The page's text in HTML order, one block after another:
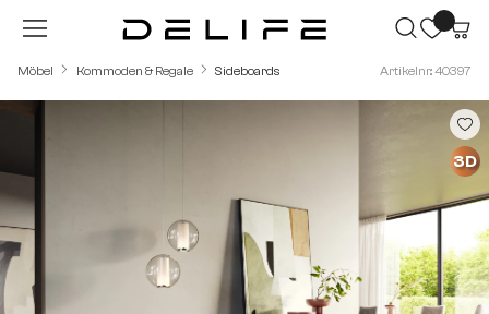
Zum Hauptinhalt springen
Möbel Kommoden & Regale Sideboards Artikelnr.: 40397
3D